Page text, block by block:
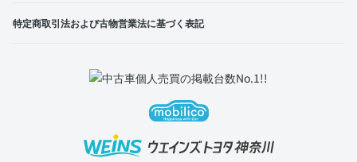
特定商取引法および古物営業法に基づく表記